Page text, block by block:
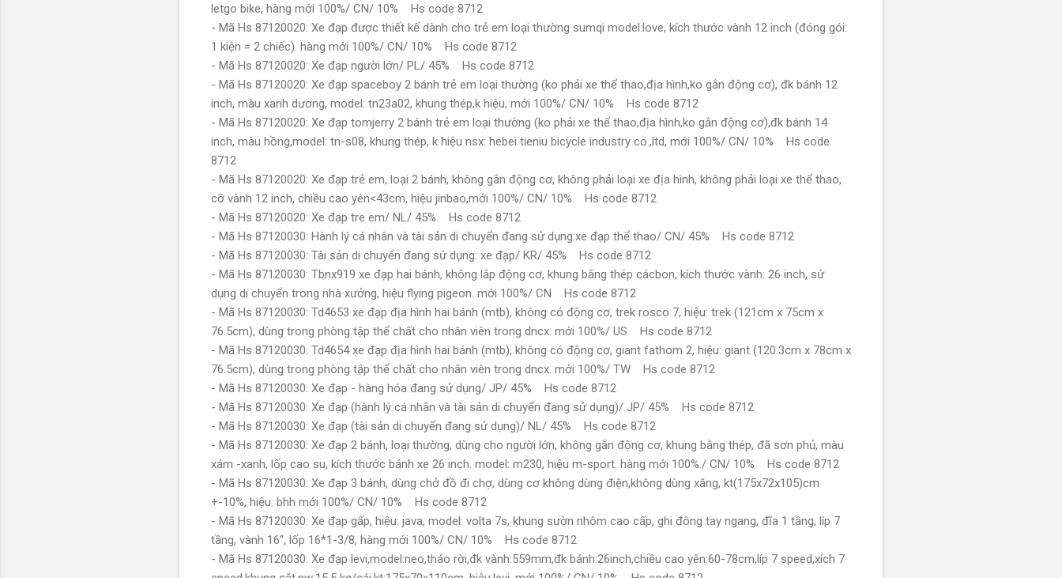
letgo bike, hàng mới 100%/ CN/ 10% Hs code 8712
- Mã Hs 87120020: Xe đạp được thiết kế dành cho trẻ em loại thường sumqi model:love, kích thước vành 12 inch (đóng gói:
1 kiện = 2 chiếc). hàng mới 100%/ CN/ 10% Hs code 8712
- Mã Hs 87120020: Xe đạp người lớn/ PL/ 45% Hs code 8712
- Mã Hs 87120020: Xe đạp spaceboy 2 bánh trẻ em loại thường (ko phải xe thể thao,địa hình,ko gắn động cơ), đk bánh 12
inch, màu xanh dương, model: tn23a02, khung thép,k hiệu, mới 100%/ CN/ 10% Hs code 8712
- Mã Hs 87120020: Xe đạp tomjerry 2 bánh trẻ em loại thường (ko phải xe thể thao,địa hình,ko gắn động cơ),đk bánh 14
inch, màu hồng,model: tn-s08, khung thép, k hiệu nsx: hebei tieniu bicycle industry co.,ltd, mới 100%/ CN/ 10% Hs code
8712
- Mã Hs 87120020: Xe đạp trẻ em, loại 2 bánh, không gắn động cơ, không phải loại xe địa hình, không phải loại xe thể thao,
cỡ vành 12 inch, chiều cao yên<43cm, hiệu jinbao,mới 100%/ CN/ 10% Hs code 8712
- Mã Hs 87120020: Xe đạp tre em/ NL/ 45% Hs code 8712
- Mã Hs 87120030: Hành lý cá nhân và tài sản di chuyển đang sử dụng:xe đạp thể thao/ CN/ 45% Hs code 8712
- Mã Hs 87120030: Tài sản di chuyển đang sử dụng: xe đạp/ KR/ 45% Hs code 8712
- Mã Hs 87120030: Tbnx919 xe đạp hai bánh, không lắp động cơ, khung bằng thép cácbon, kích thước vành: 26 inch, sử
dụng di chuyển trong nhà xưởng, hiệu flying pigeon. mới 100%/ CN Hs code 8712
- Mã Hs 87120030: Td4653 xe đạp địa hình hai bánh (mtb), không có động cơ, trek rosco 7, hiệu: trek (121cm x 75cm x
76.5cm), dùng trong phòng tập thể chất cho nhân viên trong dncx. mới 100%/ US Hs code 8712
- Mã Hs 87120030: Td4654 xe đạp địa hình hai bánh (mtb), không có động cơ, giant fathom 2, hiệu: giant (120.3cm x 78cm x
76.5cm), dùng trong phòng tập thể chất cho nhân viên trong dncx. mới 100%/ TW Hs code 8712
- Mã Hs 87120030: Xe đạp - hàng hóa đang sử dụng/ JP/ 45% Hs code 8712
- Mã Hs 87120030: Xe đạp (hành lý cá nhân và tài sản di chuyển đang sử dụng)/ JP/ 45% Hs code 8712
- Mã Hs 87120030: Xe đạp (tài sản di chuyển đang sử dụng)/ NL/ 45% Hs code 8712
- Mã Hs 87120030: Xe đạp 2 bánh, loại thường, dùng cho người lớn, không gắn động cơ, khung bằng thép, đã sơn phủ, màu
xám -xanh, lốp cao su, kích thước bánh xe 26 inch. model: m230, hiệu m-sport. hàng mới 100%./ CN/ 10% Hs code 8712
- Mã Hs 87120030: Xe đạp 3 bánh, dùng chở đồ đi chợ, dùng cơ không dùng điện,không dùng xăng, kt(175x72x105)cm
+-10%, hiệu: bhh mới 100%/ CN/ 10% Hs code 8712
- Mã Hs 87120030: Xe đạp gấp, hiệu: java, model: volta 7s, khung sườn nhôm cao cấp, ghi đông tay ngang, đĩa 1 tầng, líp 7
tầng, vành 16", lốp 16*1-3/8, hàng mới 100%/ CN/ 10% Hs code 8712
- Mã Hs 87120030: Xe đạp levi,model:neo,tháo rời,đk vành:559mm,đk bánh:26inch,chiều cao yên:60-78cm,líp 7 speed,xích 7